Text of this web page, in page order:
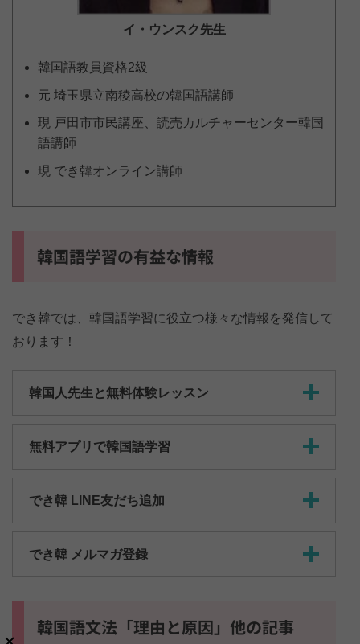
イ・ウンスク先生
韓国語教員資格2級
元 埼玉県立南稜高校の韓国語講師
現 戸田市市民講座、読売カルチャーセンター韓国
語講師
現 でき韓オンライン講師
韓国語学習の有益な情報
でき韓では、韓国語学習に役立つ様々な情報を発信して
おります！
韓国人先生と無料体験レッスン
無料アプリで韓国語学習
でき韓 LINE友だち追加
でき韓 メルマガ登録
韓国語文法「理由と原因」他の記事